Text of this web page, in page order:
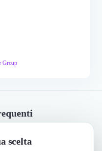
scelta
Group
che i loro clienti